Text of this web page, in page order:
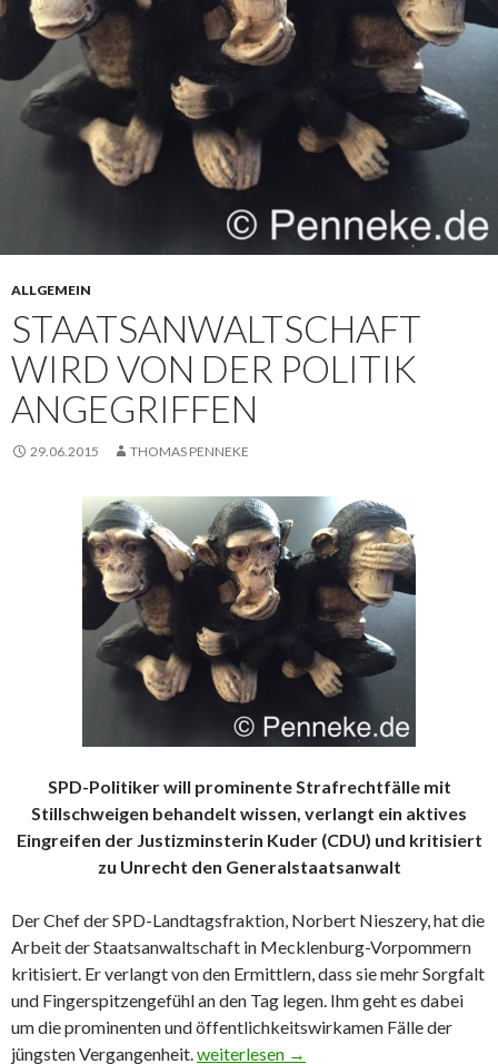
ALLGEMEIN
STAATSANWALTSCHAFT
WIRD VON DER POLITIK
ANGEGRIFFEN
29.06.2015 THOMAS PENNEKE
SPD-Politiker will prominente Strafrechtfälle mit
Stillschweigen behandelt wissen, verlangt ein aktives
Eingreifen der Justizminsterin Kuder (CDU) und kritisiert
zu Unrecht den Generalstaatsanwalt
Der Chef der SPD-Landtagsfraktion, Norbert Nieszery, hat die
Arbeit der Staatsanwaltschaft in Mecklenburg-Vorpommern
kritisiert. Er verlangt von den Ermittlern, dass sie mehr Sorgfalt
und Fingerspitzengefühl an den Tag legen. Ihm geht es dabei
um die prominenten und öffentlichkeitswirkamen Fälle der
jüngsten Vergangenheit.Staatsanwaltschaft wird von der
weiterlesen →